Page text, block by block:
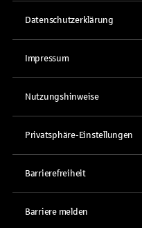
Datenschutzerklärung
Impressum
Nutzungshinweise
Privatsphäre-Einstellungen
Barrierefreiheit
Barriere melden